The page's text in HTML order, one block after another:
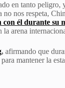
en tanto peligro,
nos respeta,
él durante su
la arena
, afirmando que
mantener la